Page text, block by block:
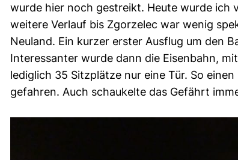
wurde hier noch gestreikt. Heute wurde ich
weitere Verlauf bis Zgorzelec war wenig
Neuland. Ein kurzer erster Ausflug um den
Interessanter wurde dann die Eisenbahn,
lediglich 35 Sitzplätze nur eine Tür. So
gefahren. Auch schaukelte das Gefährt